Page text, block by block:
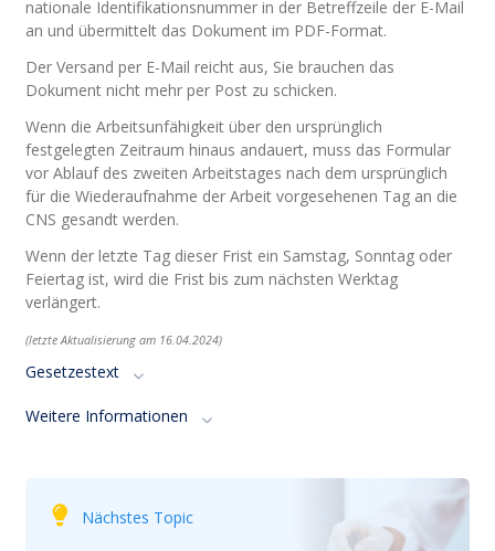
nationale Identifikationsnummer in der Betreffzeile der E-Mail
an und übermittelt das Dokument im PDF-Format.
Der Versand per E-Mail reicht aus, Sie brauchen das
Dokument nicht mehr per Post zu schicken.
Wenn die Arbeitsunfähigkeit über den ursprünglich
festgelegten Zeitraum hinaus andauert, muss das Formular
vor Ablauf des zweiten Arbeitstages nach dem ursprünglich
für die Wiederaufnahme der Arbeit vorgesehenen Tag an die
CNS gesandt werden.
Wenn der letzte Tag dieser Frist ein Samstag, Sonntag oder
Feiertag ist, wird die Frist bis zum nächsten Werktag
verlängert.
(letzte Aktualisierung am 16.04.2024)
Gesetzestext
Weitere Informationen
Nächstes Topic